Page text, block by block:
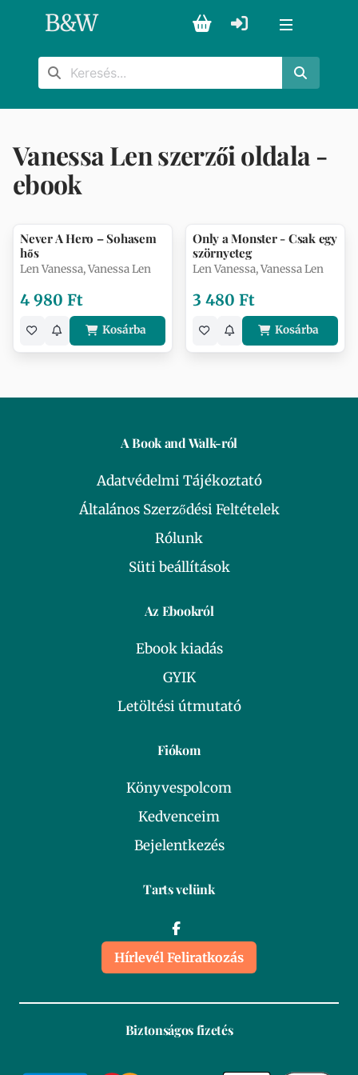
B&W
Vanessa Len szerzői oldala -
ebook
Never A Hero – Sohasem
hős
Len Vanessa, Vanessa Len
4 980 Ft
Kosárba
Only a Monster - Csak egy
szörnyeteg
Len Vanessa, Vanessa Len
3 480 Ft
Kosárba
A Book and Walk-ról
Adatvédelmi Tájékoztató
Általános Szerződési Feltételek
Rólunk
Süti beállítások
Az Ebookról
Ebook kiadás
GYIK
Letöltési útmutató
Fiókom
Könyvespolcom
Kedvenceim
Bejelentkezés
Tarts velünk
Hírlevél Feliratkozás
Biztonságos fizetés